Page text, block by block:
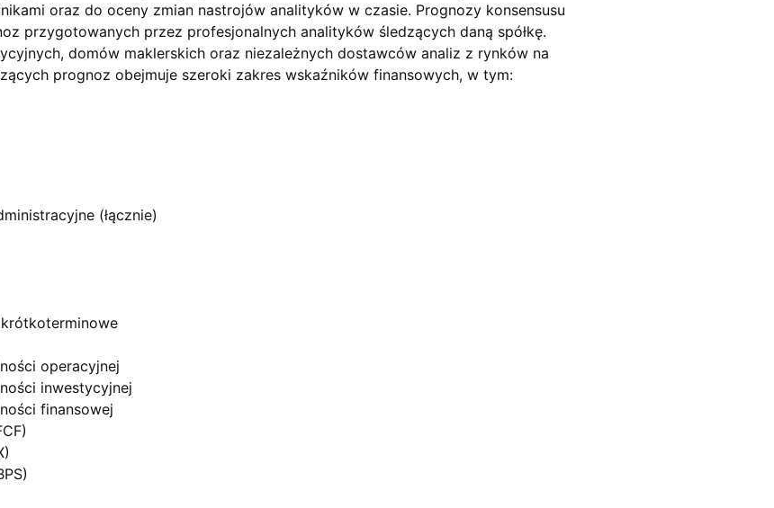
oraz do oceny zmian nastrojów analityków w czasie. Prognozy konsensusu
przygotowanych przez profesjonalnych analityków śledzących daną spółkę.
domów maklerskich oraz niezależnych dostawców analiz z rynków na
prognoz obejmuje szeroki zakres wskaźników finansowych, w tym:
(łącznie)
operacyjnej
inwestycyjnej
finansowej